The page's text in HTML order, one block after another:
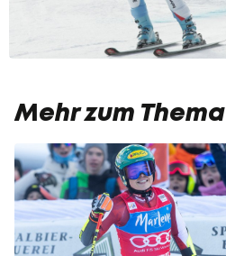
Mehr zum Thema